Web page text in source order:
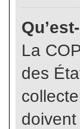
La
des